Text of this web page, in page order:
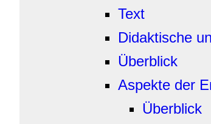
Text
Didaktische
Überblick
Aspekte der
Überblick